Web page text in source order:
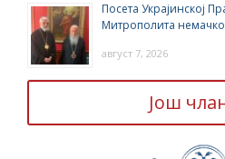
Посета Украјинској
Митрополита
август 7, 2026
Још